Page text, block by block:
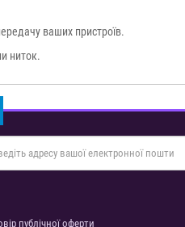
ваших пристроїв.
ниток.
публічної оферти